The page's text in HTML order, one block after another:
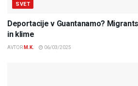
SVET
Deportacije v Guantanamo?
in klime
AVTOR M.K. 06/03/2025